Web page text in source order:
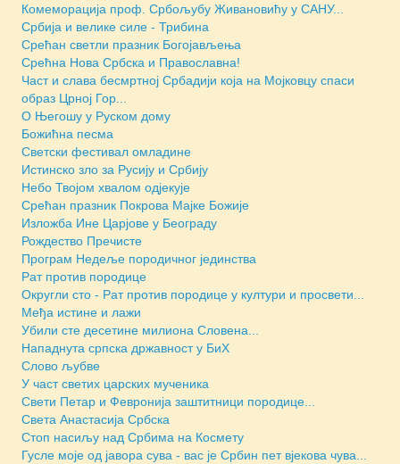
Комеморација проф. Србољубу Живановићу у САНУ...
Србија и велике силе - Трибина
Срећан светли празник Богојављења
Срећна Нова Србска и Православна!
Част и слава бесмртној Србадији која на Мојковцу спаси
образ Црној Гор...
О Његошу у Руском дому
Божићна песма
Светски фестивал омладине
Истинско зло за Русију и Србију
Небо Твојом хвалом одјекује
Срећан празник Покрова Мајке Божије
Изложба Ине Царјове у Београду
Рождество Пречисте
Програм Недеље породичног јединства
Рат против породице
Округли сто - Рат против породице у култури и просвети...
Међа истине и лажи
Убили сте десетине милиона Словена...
Нападнута српска државност у БиХ
Слово љубве
У част светих царских мученика
Свети Петар и Февронија заштитници породице...
Света Анастасија Србска
Стоп насиљу над Србима на Космету
Гусле моје од јавора сува - вас је Србин пет вјекова чува...